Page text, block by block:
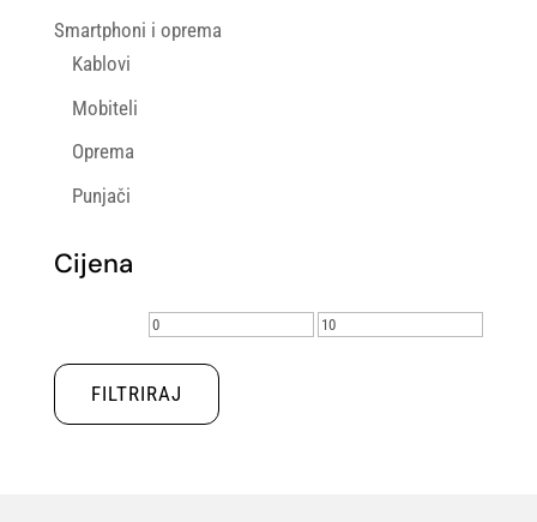
Smartphoni i oprema
Kablovi
Mobiteli
Oprema
Punjači
Cijena
Min
cijena
Maks
FILTRIRAJ